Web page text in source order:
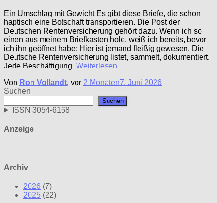
Ein Umschlag mit Gewicht Es gibt diese Briefe, die schon
haptisch eine Botschaft transportieren. Die Post der
Deutschen Rentenversicherung gehört dazu. Wenn ich so
einen aus meinem Briefkasten hole, weiß ich bereits, bevor
ich ihn geöffnet habe: Hier ist jemand fleißig gewesen. Die
Deutsche Rentenversicherung listet, sammelt, dokumentiert.
Jede Beschäftigung. Weiterlesen
Von Ron Vollandt, vor 2 Monaten7. Juni 2026
Suchen
Suchen
ISSN 3054-6168
Anzeige
Archiv
2026 (7)
2025 (22)